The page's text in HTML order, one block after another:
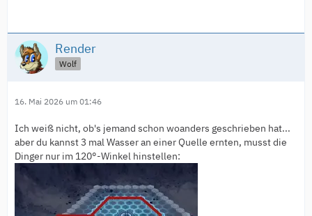
Render
Wolf
16. Mai 2026 um 01:46
Ich weiß nicht, ob's jemand schon woanders geschrieben hat...
aber du kannst 3 mal Wasser an einer Quelle ernten, musst die
Dinger nur im 120°-Winkel hinstellen: